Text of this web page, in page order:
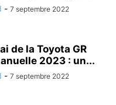
- 7 septembre 2022
de la Toyota GR
2023 : un...
- 7 septembre 2022